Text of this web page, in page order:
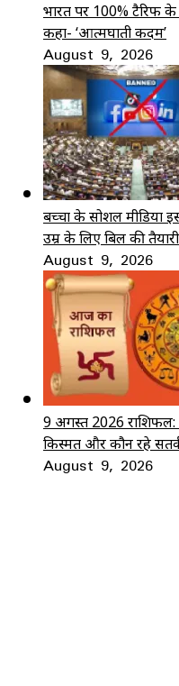
भारत पर 100% टैरिफ
कहा- ‘आत्मघाती कदम’
August 9, 2026
बच्चों के सोशल मीडिया
उम्र के लिए बिल की तैयारी
August 9, 2026
9 अगस्त 2026 राशिफल:
किस्मत और कौन रहे
August 9, 2026